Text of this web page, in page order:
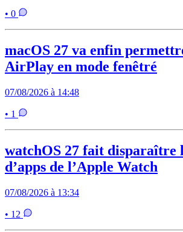
• 0
macOS 27 va enfin
AirPlay en mode fenêtré
07/08/2026 à 14:48
• 1
watchOS 27 fait disparaître
d’apps de l’Apple Watch
07/08/2026 à 13:34
• 12